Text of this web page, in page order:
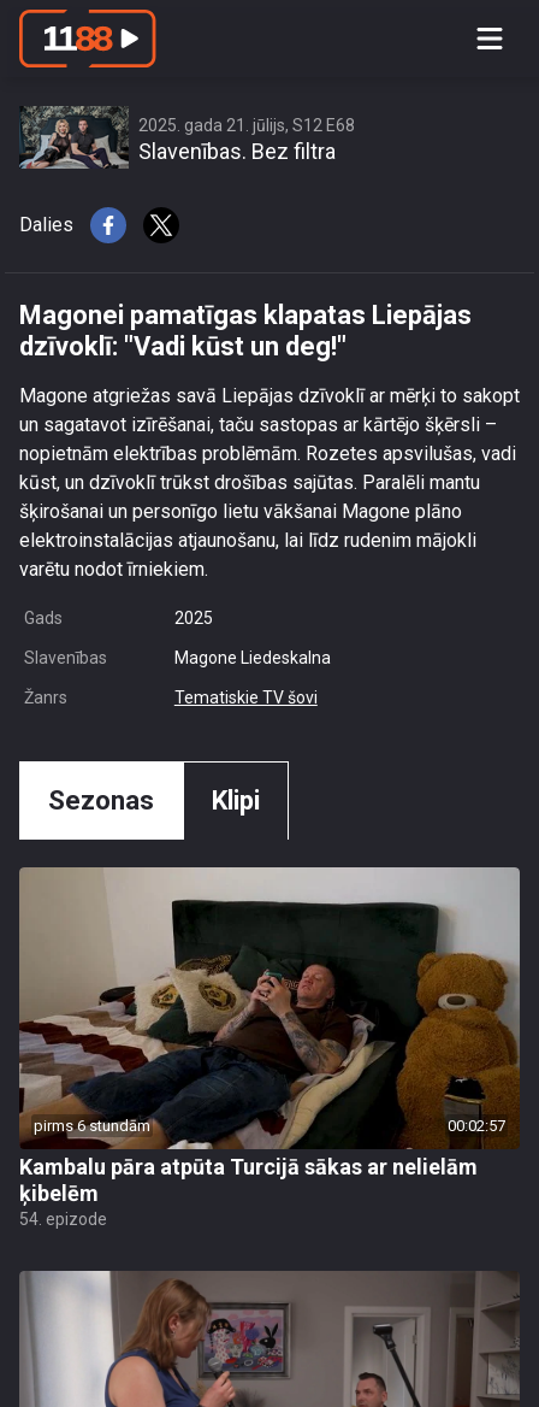
Magonei pamatīgas klapatas Liepājas
2025. gada 21. jūlijs, S12 E68
Slavenības. Bez filtra
Dalies
Magonei pamatīgas klapatas Liepājas
dzīvoklī: "Vadi kūst un deg!"
Magone atgriežas savā Liepājas dzīvoklī ar mērķi to sakopt
un sagatavot izīrēšanai, taču sastopas ar kārtējo šķērsli –
nopietnām elektrības problēmām. Rozetes apsvilušas, vadi
kūst, un dzīvoklī trūkst drošības sajūtas. Paralēli mantu
šķirošanai un personīgo lietu vākšanai Magone plāno
elektroinstalācijas atjaunošanu, lai līdz rudenim mājokli
varētu nodot īrniekiem.
Gads 2025
Slavenības Magone Liedeskalna
Žanrs Tematiskie TV šovi
Sezonas Klipi
pirms 6 stundām 00:02:57
Kambalu pāra atpūta Turcijā sākas ar nelielām
ķibelēm
54. epizode